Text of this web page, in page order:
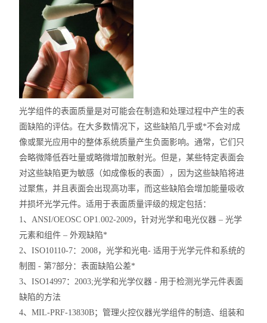
光纤器件
光学成像
光学组件的表面质量是对可能会在制造和处理过程中产生的表
面缺陷的评估。在大多数情况下，这些缺陷几乎或*不会对成
像或聚光应用中的整体系统质量产生负面影响。通常，它们只
会略微降低吞吐量或略微增加散射光。但是，某些特定表面会
对这些缺陷更为敏感（如成像板的表面），因为这些缺陷将进
过聚焦，并且表面会出现高功率，而这些缺陷会增加能量吸收
并损坏光学元件。适用于表面质量评级的规定包括：
1、ANSI/OEOSC OP1.002-2009，针对光学和电光仪器 – 光学
元素和组件 – 外观缺陷*
2、ISO10110-7：2008，光学和光电- 适用于光学元件和系统的
制图 - 第7部分：表面缺陷公差*
3、ISO14997：2003;光学和光学仪器 - 用于检测光学元件表面
缺陷的方法
4、MIL-PRF-13830B；管理火控仪器光学组件的制造、组装和